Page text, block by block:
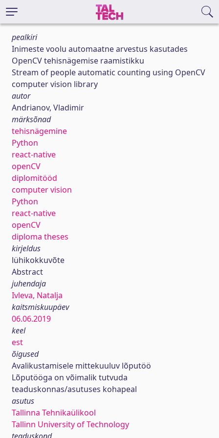
pealkiri
Inimeste voolu automaatne arvestus kasutades
OpenCV tehisnägemise raamistikku
Stream of people automatic counting using OpenCV
computer vision library
autor
Andrianov, Vladimir
märksõnad
tehisnägemine
Python
react-native
openCV
diplomitööd
computer vision
Python
react-native
openCV
diploma theses
kirjeldus
lühikokkuvõte
Abstract
juhendaja
Ivleva, Natalja
kaitsmiskuupäev
06.06.2019
keel
est
õigused
Avalikustamisele mittekuuluv lõputöö
Lõputööga on võimalik tutvuda
teaduskonnas/asutuses kohapeal
asutus
Tallinna Tehnikaülikool
Tallinn University of Technology